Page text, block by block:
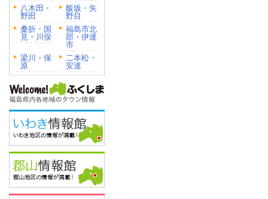
八木田・
野田
飯坂・矢
野目
桑折・国
見・川俣
福島市北
部・伊達
市
梁川・保
原
二本松・
安達